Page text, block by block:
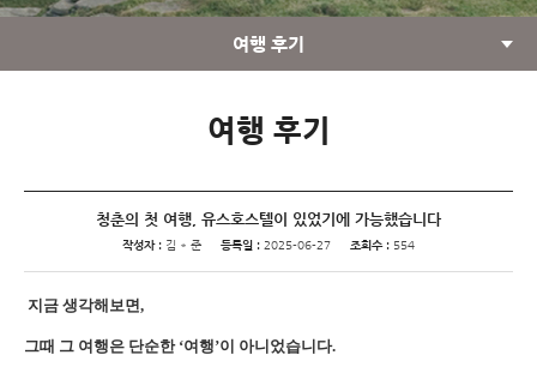
여행 후기
여행 후기
청춘의 첫 여행, 유스호스텔이 있었기에 가능했습니다
작성자 : 김 * 준 등록일 : 2025-06-27 조회수 : 554
지금 생각해보면,
그때 그 여행은 단순한 ‘여행’이 아니었습니다.